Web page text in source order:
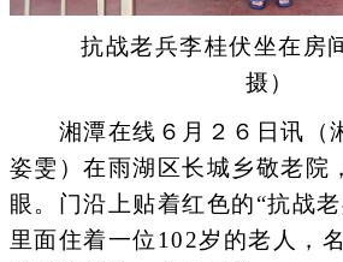
抗战老兵李桂伏坐在房
摄）
湘潭在线６月２６日讯（
姿雯）在雨湖区长城乡敬老院
眼。门沿上贴着红色的“抗战老
里面住着一位102岁的老人，